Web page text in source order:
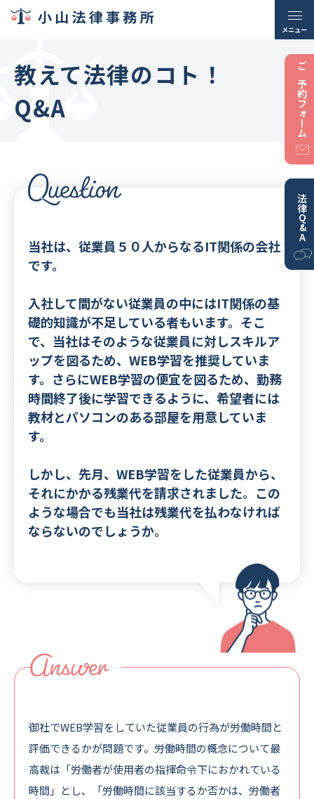
メニュー
ご予約フォーム
法律Q&A
教えて法律のコト！
Q&A
当社は、従業員５０人からなるIT関係の会社
です。
入社して間がない従業員の中にはIT関係の基
礎的知識が不足している者もいます。そこ
で、当社はそのような従業員に対しスキルア
ップを図るため、WEB学習を推奨していま
す。さらにWEB学習の便宜を図るため、勤務
時間終了後に学習できるように、希望者には
教材とパソコンのある部屋を用意していま
す。
しかし、先月、WEB学習をした従業員から、
それにかかる残業代を請求されました。この
ような場合でも当社は残業代を払わなければ
ならないのでしょうか。
御社でWEB学習をしていた従業員の行為が労働時間と
評価できるかが問題です。労働時間の概念について最
高裁は「労働者が使用者の指揮命令下におかれている
時間」とし、「労働時間に該当するか否かは、労働者